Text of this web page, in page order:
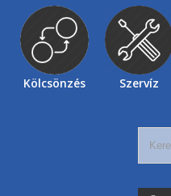
Kölcsönzés Szervíz